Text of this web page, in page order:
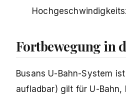
Fortbewegung in
Busans U-Bahn-System
aufladbar) gilt für U-Bahn,